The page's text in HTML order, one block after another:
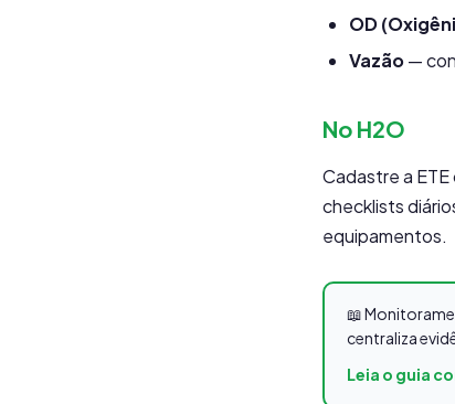
OD
Vazão—
No H2O
Cadastre a
checklists
equipamentos.
📖
centraliza
Leia o guia